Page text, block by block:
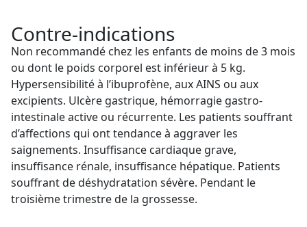
Contre-indications
Non recommandé chez les enfants de moins de 3 mois
ou dont le poids corporel est inférieur à 5 kg.
Hypersensibilité à l’ibuprofène, aux AINS ou aux
excipients. Ulcère gastrique, hémorragie gastro-
intestinale active ou récurrente. Les patients souffrant
d’affections qui ont tendance à aggraver les
saignements. Insuffisance cardiaque grave,
insuffisance rénale, insuffisance hépatique. Patients
souffrant de déshydratation sévère. Pendant le
troisième trimestre de la grossesse.